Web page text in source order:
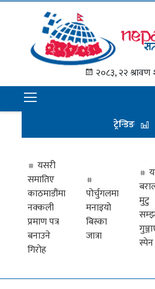
२०८३, २२ श्रावण
समाचार
राजनीति
अन्तराष्ट्रिय
अर्थ
मनोरञ्जन
प्रवास
खेलकुद
ट्रेन्डिङ
यसरी
समातिए
काठमाडौंमा
नक्कली
प्रमाण पत्र
बनाउने
गिरोह
पोर्चुगलमा
मनाइयो
बिस्का
जात्रा
मुटु
स्पेन